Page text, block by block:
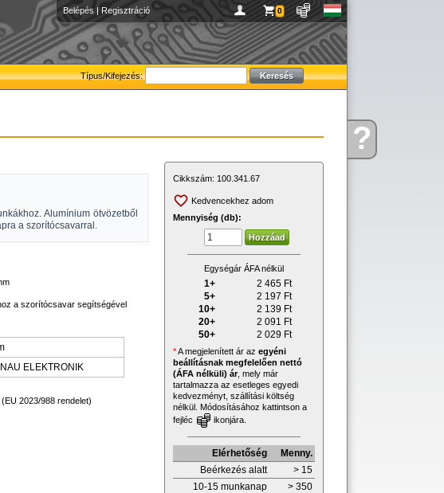
Kérdése?
Belépés | Regisztráció 0
Típus/Kifejezés:
Alumínium ötvözetből
a szorítócsavarral.
a szorítócsavar segítségével
ELEKTRONIK
2023/988 rendelet)
Cikkszám: 100.341.67
Kedvencekhez adom
Mennyiség (db):
Egységár ÁFA nélkül
1+ 2 465 Ft
5+
2 197 Ft
10+
2 139 Ft
20+
2 091 Ft
50+
2 029 Ft
*A megjelenített ár az egyéni
beállításnak megfelelően nettó
(ÁFA nélküli) ár, mely már
tartalmazza az esetleges egyedi
kedvezményt, szállítási költség
nélkül. Módosításához kattintson a
fejléc
ikonjára.
Elérhetőség
Menny.
Beérkezés alatt
> 15
10-15 munkanap
> 350